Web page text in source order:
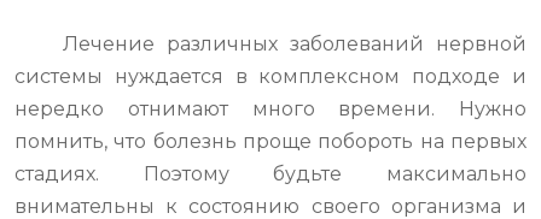
Лечение различных заболеваний нервной
системы нуждается в комплексном подходе и
нередко отнимают много времени. Нужно
помнить, что болезнь проще побороть на первых
стадиях. Поэтому будьте максимально
внимательны к состоянию своего организма и